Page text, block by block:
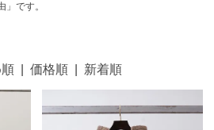
です。
価格順 新着順